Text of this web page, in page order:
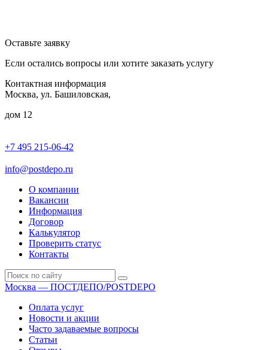
Оставьте заявку
Если остались вопросы или хотите заказать услугу
Контактная информация
Москва, ул. Башиловская,
дом 12
+7 495 215-06-42
info@postdepo.ru
О компании
Вакансии
Информация
Договор
Калькулятор
Проверить статус
Контакты
Москва — ПОСТДЕПО/POSTDEPO
Оплата услуг
Новости и акции
Часто задаваемые вопросы
Статьи